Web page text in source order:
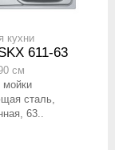
кухни
611-63
см
мойки
сталь,
63..